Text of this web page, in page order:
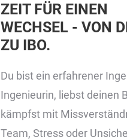
ZEIT FÜR EINEN
WECHSEL - VON
ZU IBO.
Du bist ein erfahrener
Ingenieurin, liebst deinen
kämpfst mit
Team, Stress oder